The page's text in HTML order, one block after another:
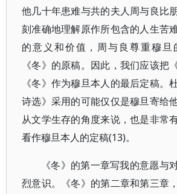
他几十年患难与共的夫人周与良比
刻准确地理解原作所包含的人生苦
的意义和价值，周与良尊重穆旦
《冬》的原稿。因此，我们应该把
《冬》作为穆旦本人的最后定稿。
诗选》采用的可能仅仅是穆旦寄给
从文学生存的角度来说，也是非常
看作穆旦本人的定稿(13)。
《冬》的第一章写我的意愿与
烈意识。《冬》的第二章和第三章